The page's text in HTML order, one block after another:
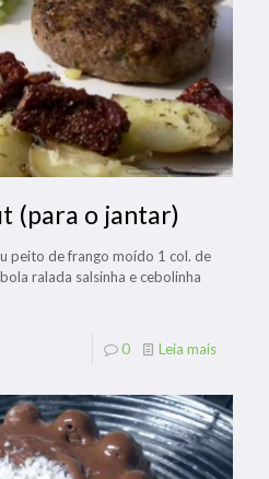
(para o jantar)
peito de frango moído 1 col. de
ralada salsinha e cebolinha
0 Leia mais